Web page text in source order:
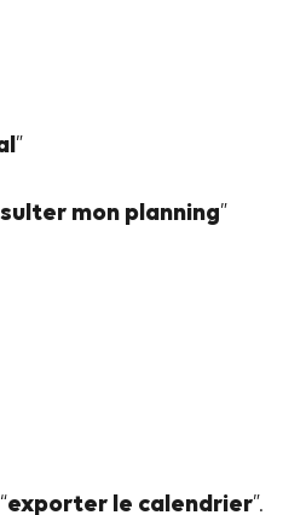
”
mon planning”
exporter le calendrier”.